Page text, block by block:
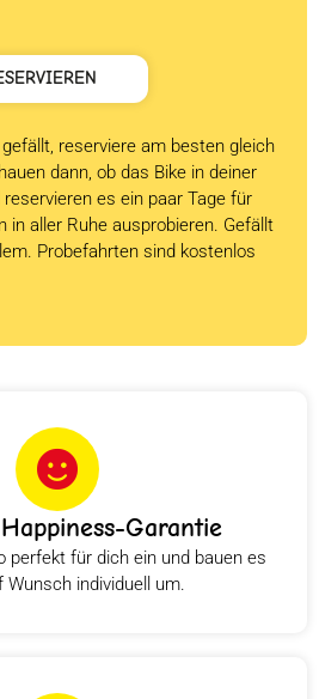
reserviere am besten gleich
dann, ob das Bike in deiner
es ein paar Tage für
in aller Ruhe ausprobieren. Gefällt
Probefahrten sind kostenlos
Garantie
perfekt für dich ein und bauen es
Wunsch individuell um.